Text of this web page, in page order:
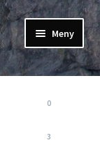
Meny
0
3